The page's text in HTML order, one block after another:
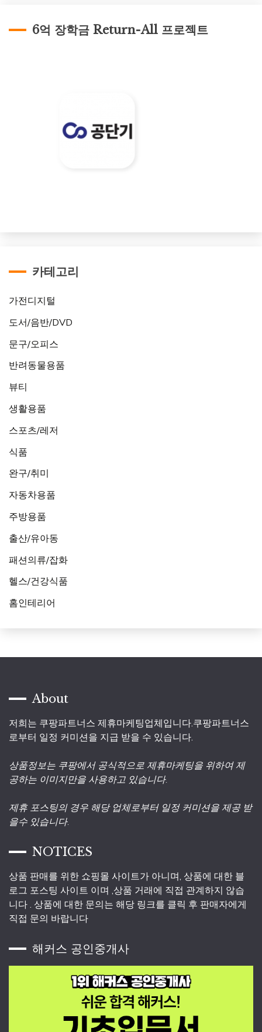
6억 장학금 Return-All 프로젝트
카테고리
가전디지털
도서/음반/DVD
문구/오피스
반려동물용품
뷰티
생활용품
스포츠/레저
식품
완구/취미
자동차용품
주방용품
출산/유아동
패션의류/잡화
헬스/건강식품
홈인테리어
About
저희는 쿠팡파트너스 제휴마케팅업체입니다.쿠팡파트너스
로부터 일정 커미션을 지급 받을 수 있습니다.
상품정보는 쿠팡에서 공식적으로 제휴마케팅을 위하여 제
공하는 이미지만을 사용하고 있습니다.
제휴 포스팅의 경우 해당 업체로부터 일정 커미션을 제공 받
을수 있습니다.
NOTICES
상품 판매를 위한 쇼핑몰 사이트가 아니며, 상품에 대한 블
로그 포스팅 사이트 이며 ,상품 거래에 직접 관계하지 않습
니다 . 상품에 대한 문의는 해당 링크를 클릭 후 판매자에게
직접 문의 바랍니다
해커스 공인중개사